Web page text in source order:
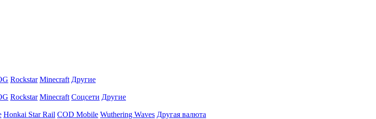
Rockstar Minecraft Другие
Rockstar Minecraft Соцсети Другие
Honkai Star Rail COD Mobile Wuthering Waves Другая валюта